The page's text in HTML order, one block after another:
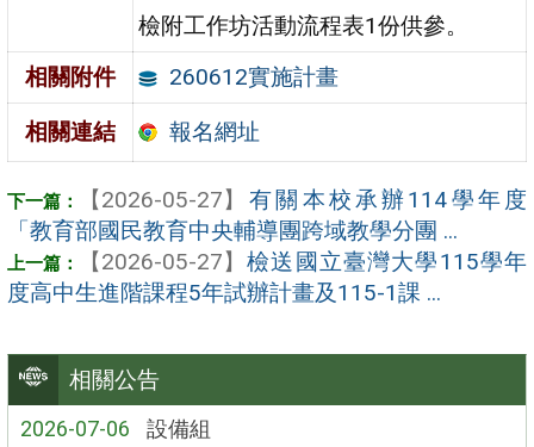
相關公告
2026-07-06 設備組
檢附工作坊活動流程表1份供參。
相關附件
260612實施計畫
相關連結 報名網址
【2026-05-27】
有關本校承辦114學年度
「教育部國民教育中央輔導團跨域教學分團 ...
【2026-05-27】 檢送國立臺灣大學115學年
度高中生進階課程5年試辦計畫及115-1課 ...